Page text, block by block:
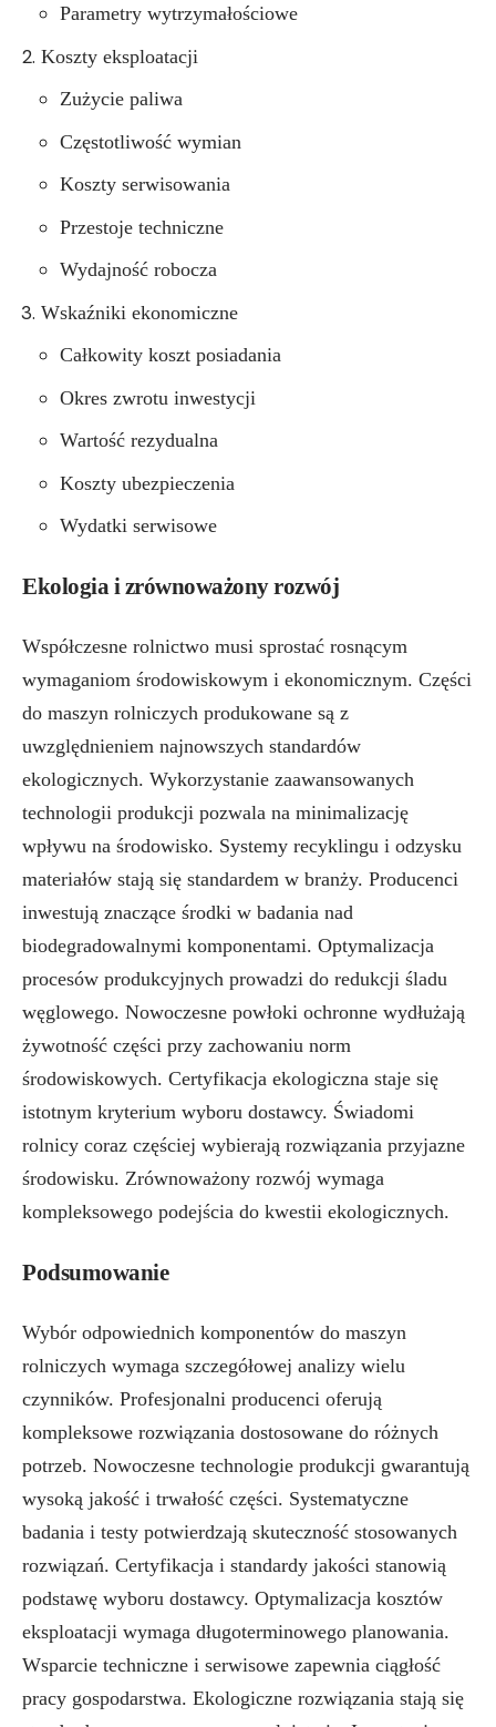
Parametry wytrzymałościowe
Koszty eksploatacji
Zużycie paliwa
Częstotliwość wymian
Koszty serwisowania
Przestoje techniczne
Wydajność robocza
Wskaźniki ekonomiczne
Całkowity koszt posiadania
Okres zwrotu inwestycji
Wartość rezydualna
Koszty ubezpieczenia
Wydatki serwisowe
Ekologia i zrównoważony rozwój
Współczesne rolnictwo musi sprostać rosnącym
wymaganiom środowiskowym i ekonomicznym. Części
do maszyn rolniczych produkowane są z
uwzględnieniem najnowszych standardów
ekologicznych. Wykorzystanie zaawansowanych
technologii produkcji pozwala na minimalizację
wpływu na środowisko. Systemy recyklingu i odzysku
materiałów stają się standardem w branży. Producenci
inwestują znaczące środki w badania nad
biodegradowalnymi komponentami. Optymalizacja
procesów produkcyjnych prowadzi do redukcji śladu
węglowego. Nowoczesne powłoki ochronne wydłużają
żywotność części przy zachowaniu norm
środowiskowych. Certyfikacja ekologiczna staje się
istotnym kryterium wyboru dostawcy. Świadomi
rolnicy coraz częściej wybierają rozwiązania przyjazne
środowisku. Zrównoważony rozwój wymaga
kompleksowego podejścia do kwestii ekologicznych.
Podsumowanie
Wybór odpowiednich komponentów do maszyn
rolniczych wymaga szczegółowej analizy wielu
czynników. Profesjonalni producenci oferują
kompleksowe rozwiązania dostosowane do różnych
potrzeb. Nowoczesne technologie produkcji gwarantują
wysoką jakość i trwałość części. Systematyczne
badania i testy potwierdzają skuteczność stosowanych
rozwiązań. Certyfikacja i standardy jakości stanowią
podstawę wyboru dostawcy. Optymalizacja kosztów
eksploatacji wymaga długoterminowego planowania.
Wsparcie techniczne i serwisowe zapewnia ciągłość
pracy gospodarstwa. Ekologiczne rozwiązania stają się